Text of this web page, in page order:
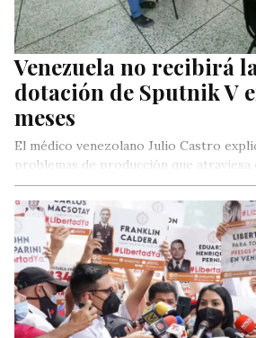
Venezuela no recibirá
dotación de Sputnik V
meses
El médico venezolano Julio Castro
problemas de producción que atraviesa
el país no recibirá las dosis de la vacuna